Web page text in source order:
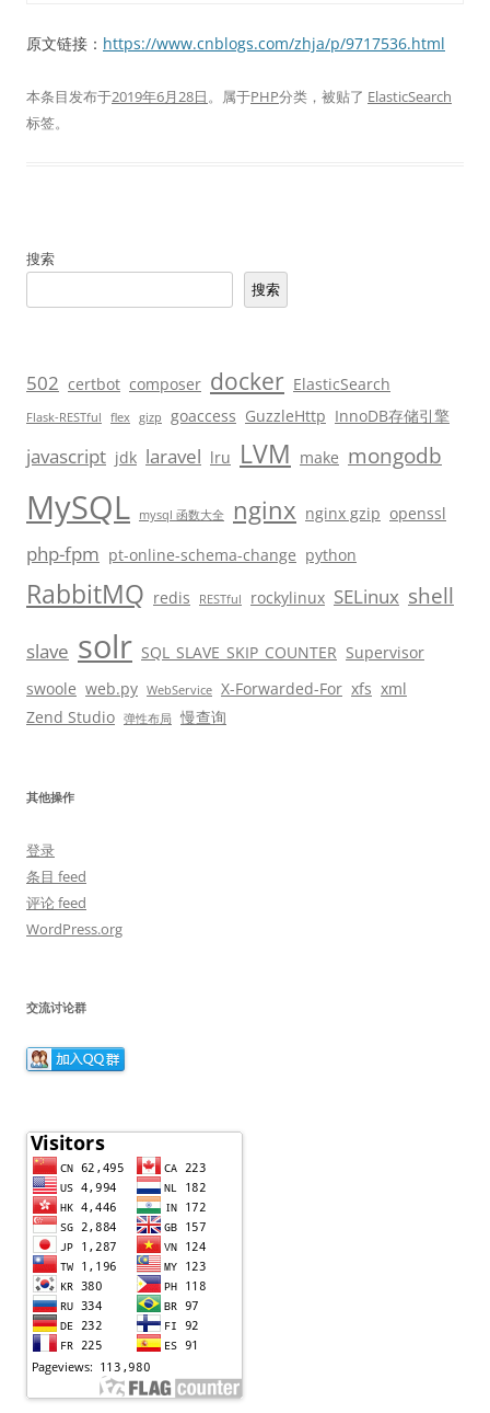
原文链接： https://www.cnblogs.com/zhja/p/9717536.html
本条目发布于2019年6月28日。属于PHP分类，被贴了 ElasticSearch
标签。
搜索
搜索
502 certbot composer docker ElasticSearch
Flask-RESTful flex gizp goaccess GuzzleHttp InnoDB存储引擎
javascript jdk laravel lru LVM make mongodb
MySQL mysql 函数大全 nginx nginx gzip openssl
php-fpm pt-online-schema-change python
RabbitMQ redis RESTful rockylinux SELinux shell
slave solr SQL_SLAVE_SKIP_COUNTER Supervisor
swoole web.py WebService X-Forwarded-For xfs xml
Zend Studio 弹性布局 慢查询
其他操作
登录
条目 feed
评论 feed
WordPress.org
交流讨论群